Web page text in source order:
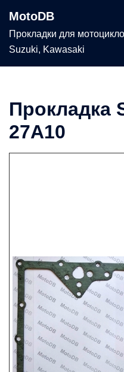
содержимому
MotoDB
Прокладки для
Suzuki, Kawasaki
Прокладка
27A10